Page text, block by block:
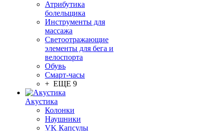
Атрибутика
болельщика
Инструменты для
массажа
Светоотражающие
элементы для бега и
велоспорта
Обувь
Смарт-часы
+ ЕЩЕ 9
Акустика
Колонки
Наушники
VK Капсулы